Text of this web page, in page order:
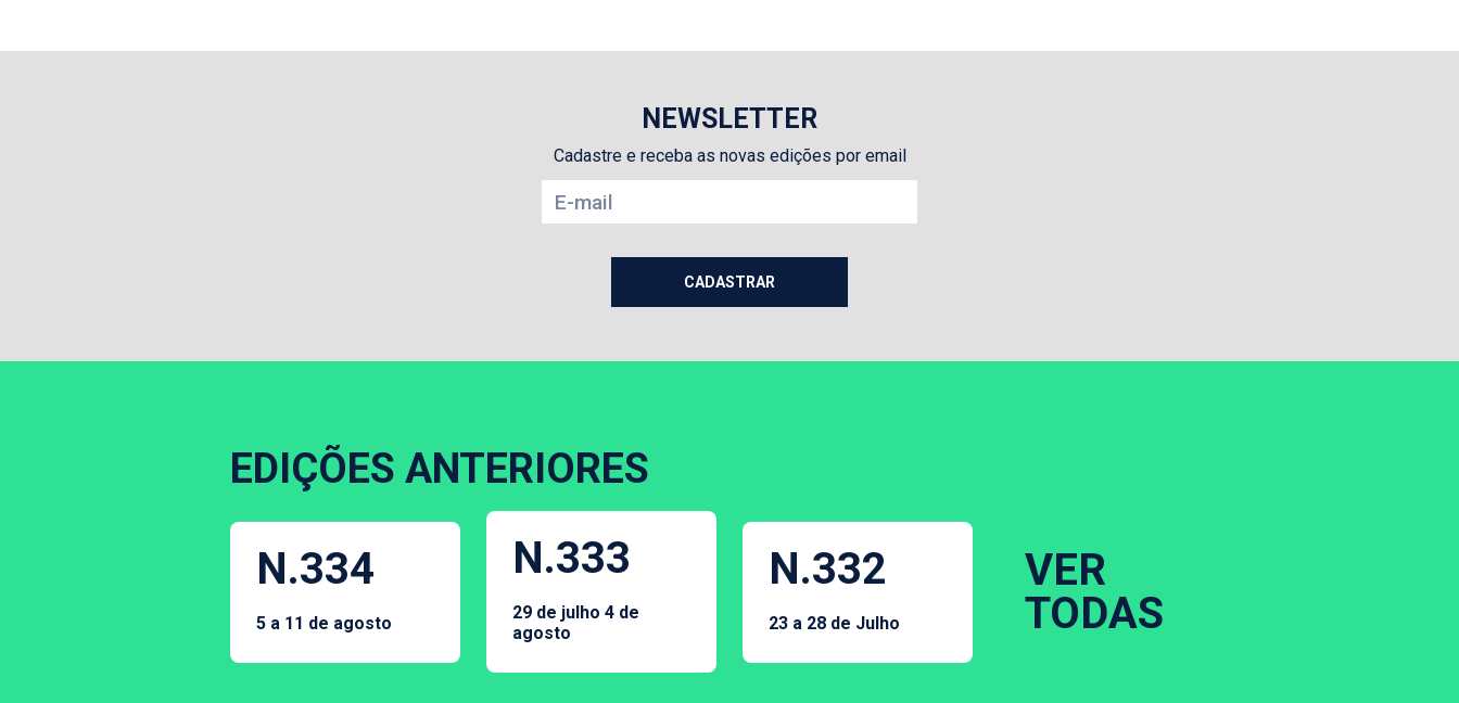
NEWSLETTER
Cadastre e receba as novas edições por email
EDIÇÕES ANTERIORES
N.334
5 a 11 de agosto
N.333
29 de julho 4 de
agosto
N.332
23 a 28 de Julho
VER
TODAS